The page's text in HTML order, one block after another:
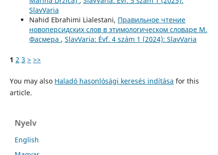
SlavVaria
Nahid Ebrahimi Lialestani, Правильное чтение
новоперсидских слов в этимологическом словаре М.
Фасмера , SlavVaria: Évf. 4 szám 1 (2024): SlavVaria
1 2 3 > >>
You may also Haladó hasonlósági keresés indítása for this
article.
Nyelv
English